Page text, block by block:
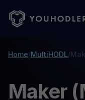
Home/MultiHODL/
Maker